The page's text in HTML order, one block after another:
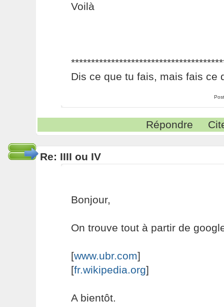
Voilà
Dis ce que tu fais, mais fais ce
Répondre
Re: IIII ou IV
Bonjour,
On trouve tout à partir de
[www.ubr.com]
[fr.wikipedia.org]
A bientôt.